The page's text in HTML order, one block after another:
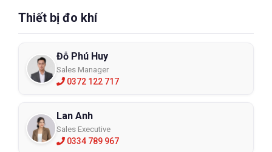
Thiết bị đo khí
Đỗ Phú Huy
Sales Manager
0372 122 717
Lan Anh
Sales Executive
0334 789 967